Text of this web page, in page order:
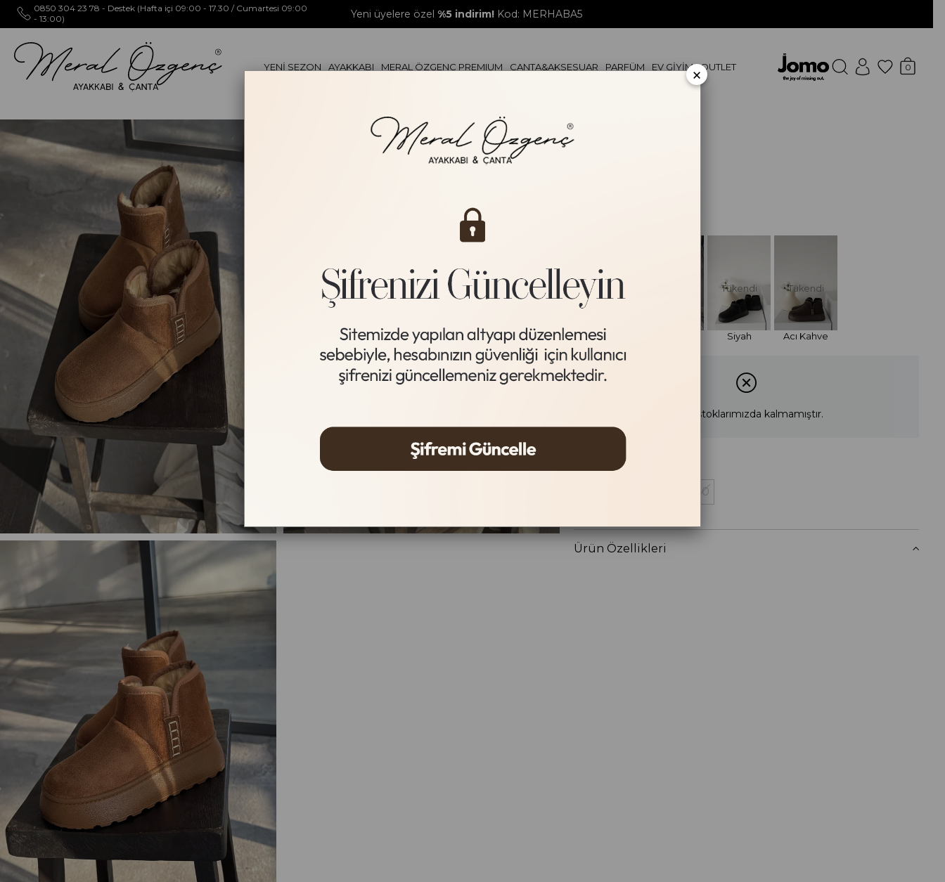
0850 304 23 78 - Destek (Hafta içi 09:00 - 17.30 / Cumartesi 09:00
- 13:00)
Yeni üyelere özel %5 indirim!Kod: MERHABA5
YENİ SEZON AYAKKABI
TOPUKLU AYAKKABI
MERAL ÖZGENÇ PREMIUM ÇANTA&AKSESUAR
KEMER
PARFÜM EV GİYİM OUTLET 0
Yeni Ürün
Tükendi
Vizon
Tükendi
Siyah
Tükendi
Acı Kahve
Ürün stoklarımızda kalmamıştır.
40
Ürün Özellikleri
×